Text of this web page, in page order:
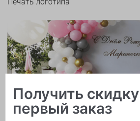
Арки и гирлянды из шаров
Получить
первый заказ